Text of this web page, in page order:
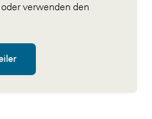
oder verwenden den